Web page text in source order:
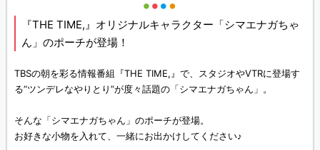
『THE TIME,』オリジナルキャラクター「シマエナガちゃ
ん」のポーチが登場！
TBSの朝を彩る情報番組『THE TIME,』で、スタジオやVTRに登場す
る“ツンデレなやりとり”が度々話題の「シマエナガちゃん」。
そんな「シマエナガちゃん」のポーチが登場。
お好きな小物を入れて、一緒にお出かけしてください♪